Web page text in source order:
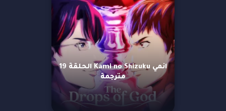
انمي Kami no Shizuku الحلقة 19
مترجمة